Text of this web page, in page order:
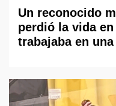
Un reconocido
perdió la vida
trabajaba en